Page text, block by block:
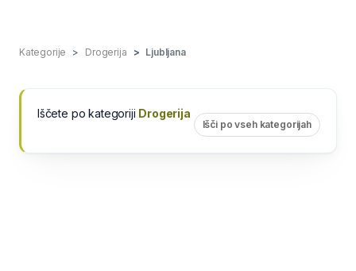
Kategorije Drogerija Ljubljana
Iščete po kategoriji Drogerija
Išči po vseh kategorijah